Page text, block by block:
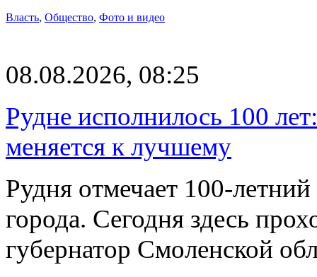
Власть, Общество, Фото и видео
08.08.2026, 08:25
Рудне исполнилось 100
меняется к лучшему
Рудня отмечает 100-
города. Сегодня здесь
губернатор Смоленской